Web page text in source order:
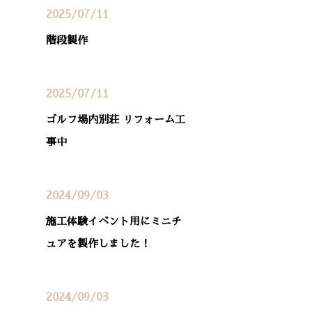
2025/07/11
階段製作
2025/07/11
ゴルフ場内別荘 リフォーム工
事中
2024/09/03
施工体験イベント用にミニチ
ュアを製作しました！
2024/09/03